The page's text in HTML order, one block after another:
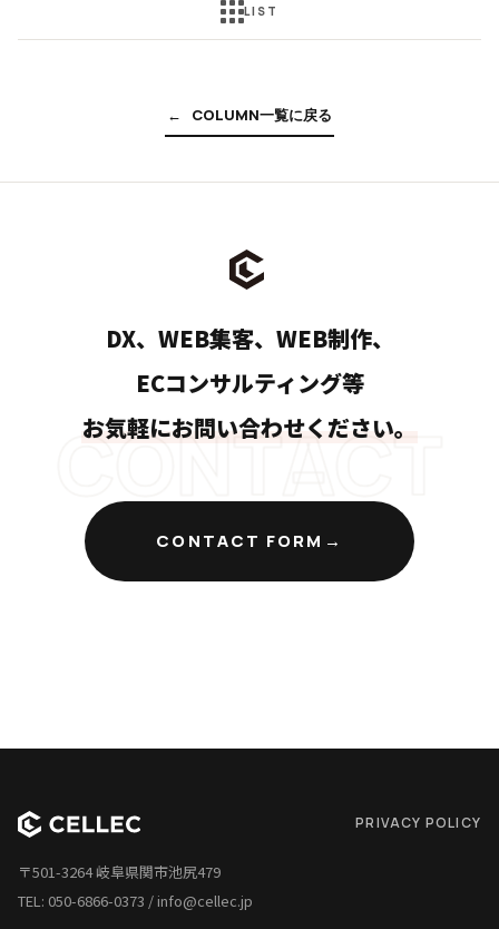
LIST
COLUMN一覧に戻る
CONTACT
DX、WEB集客、WEB制作、
ECコンサルティング等
お気軽にお問い合わせください。
CONTACT FORM
〒501-3264 岐阜県関市池尻479
TEL: 050-6866-0373 /info@cellec.jp
PRIVACY POLICY